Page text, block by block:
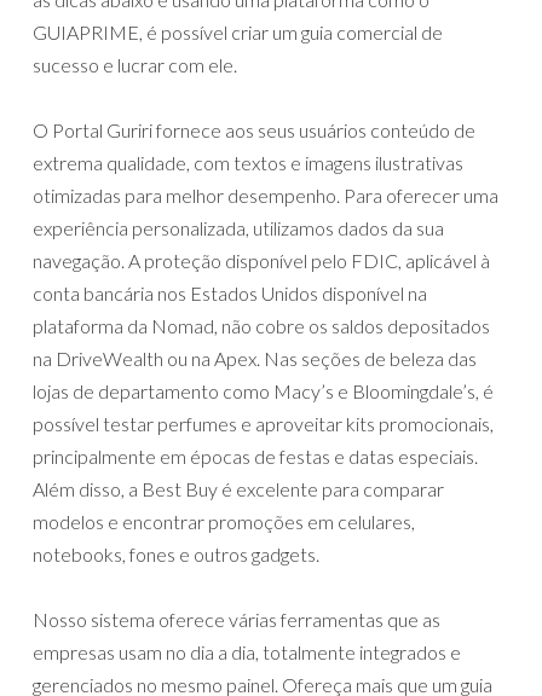
GUIAPRIME, é possível criar um guia comercial de
sucesso e lucrar com ele.
O Portal Guriri fornece aos seus usuários conteúdo de
extrema qualidade, com textos e imagens ilustrativas
otimizadas para melhor desempenho. Para oferecer uma
experiência personalizada, utilizamos dados da sua
navegação. A proteção disponível pelo FDIC, aplicável à
conta bancária nos Estados Unidos disponível na
plataforma da Nomad, não cobre os saldos depositados
na DriveWealth ou na Apex. Nas seções de beleza das
lojas de departamento como Macy’s e Bloomingdale’s, é
possível testar perfumes e aproveitar kits promocionais,
principalmente em épocas de festas e datas especiais.
Além disso, a Best Buy é excelente para comparar
modelos e encontrar promoções em celulares,
notebooks, fones e outros gadgets.
Nosso sistema oferece várias ferramentas que as
empresas usam no dia a dia, totalmente integrados e
gerenciados no mesmo painel. Ofereça mais que um guia